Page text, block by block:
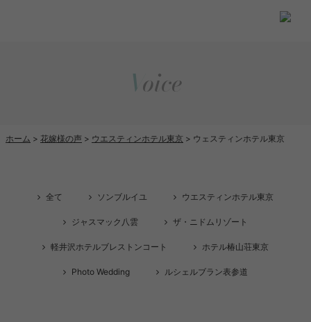
Voice
ホーム 花嫁様の声 ウエスティンホテル東京 ウェスティンホテル東京
全て ソンブルイユ ウエスティンホテル東京
ジャスマック八雲 ザ・ニドムリゾート
軽井沢ホテルブレストンコート ホテル椿山荘東京
Photo Wedding ルシェルブラン表参道